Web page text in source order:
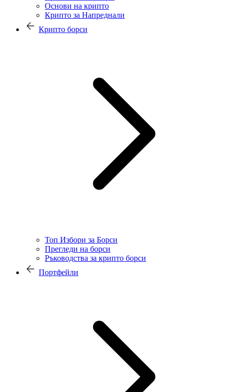
Основи на крипто
Крипто за Напреднали
Крипто борси
Топ Избори за Борси
Прегледи на борси
Ръководства за крипто борси
Портфейли